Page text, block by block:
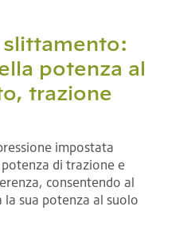
potenza al
trazione
impostata
di trazione e
consentendo al
sua potenza al suolo